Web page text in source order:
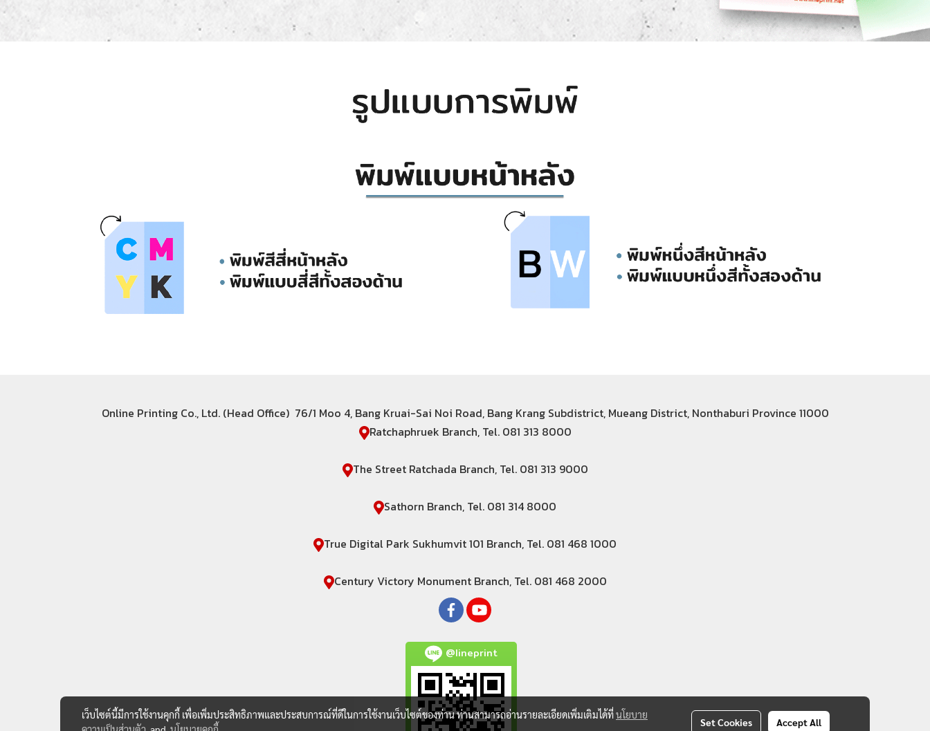
Online Printing Co., Ltd. (Head Office) 76/1 Moo 4, Bang Kruai-Sai Noi Road, Bang Krang Subdistrict, Mueang District, Nonthaburi Province 11000
Ratchaphruek Branch, Tel. 081 313 8000
The Street Ratchada Branch, Tel. 081 313 9000
Sathorn Branch, Tel. 081 314 8000
True Digital Park Sukhumvit 101 Branch, Tel. 081 468 1000
Century Victory Monument Branch, Tel. 081 468 2000
@lineprint
เว็บไซต์นี้มีการใช้งานคุกกี้ เพื่อเพิ่มประสิทธิภาพและประสบการณ์ที่ดีในการใช้งานเว็บไซต์ของท่าน ท่านสามารถอ่านรายละเอียดเพิ่มเติมได้ที่นโยบาย
Set Cookies Accept All